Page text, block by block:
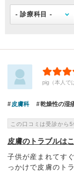
pig（本人で
皮膚科 乾燥性の湿
この口コミは受診から
皮膚のトラブルはこ
子供が産まれてす
っかけで皮膚のト